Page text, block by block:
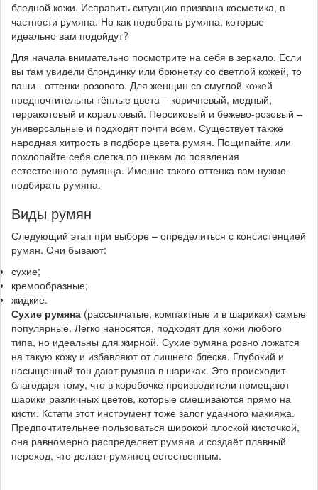
бледной кожи. Исправить ситуацию призвана косметика, в
частности румяна. Но как подобрать румяна, которые
идеально вам подойдут?
Для начала внимательно посмотрите на себя в зеркало. Если
вы там увидели блондинку или брюнетку со светлой кожей, то
ваши - оттенки розового. Для женщин со смуглой кожей
предпочтительны тёплые цвета – коричневый, медный,
терракотовый и коралловый. Персиковый и бежево-розовый –
универсальные и подходят почти всем. Существует также
народная хитрость в подборе цвета румян. Пощипайте или
похлопайте себя слегка по щекам до появления
естественного румянца. Именно такого оттенка вам нужно
подбирать румяна.
Виды румян
Следующий этап при выборе – определиться с консистенцией
румян. Они бывают:
сухие;
кремообразные;
жидкие.
Сухие румяна (рассыпчатые, компактные и в шариках) самые
популярные. Легко наносятся, подходят для кожи любого
типа, но идеальны для жирной. Сухие румяна ровно ложатся
на такую кожу и избавляют от лишнего блеска. Глубокий и
насыщенный тон дают румяна в шариках. Это происходит
благодаря тому, что в коробочке производители помещают
шарики различных цветов, которые смешиваются прямо на
кисти. Кстати этот инструмент тоже залог удачного макияжа.
Предпочтительнее пользоваться широкой плоской кисточкой,
она равномерно распределяет румяна и создаёт плавный
переход, что делает румянец естественным.